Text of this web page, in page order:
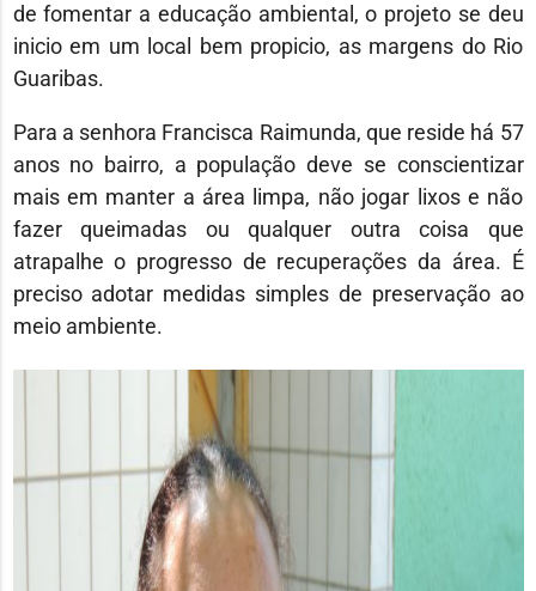
de fomentar a educação ambiental, o projeto se deu
inicio em um local bem propicio, as margens do Rio
Guaribas.
Para a senhora Francisca Raimunda, que reside há 57
anos no bairro, a população deve se conscientizar
mais em manter a área limpa, não jogar lixos e não
fazer queimadas ou qualquer outra coisa que
atrapalhe o progresso de recuperações da área. É
preciso adotar medidas simples de preservação ao
meio ambiente.